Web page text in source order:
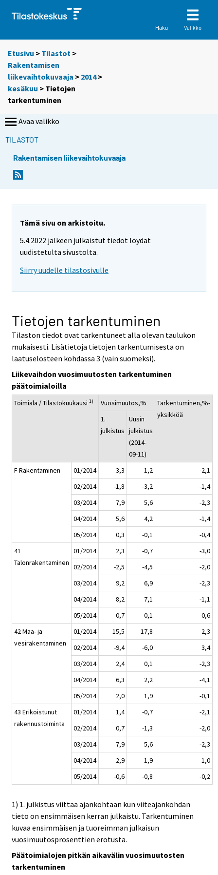
Haku Valikko
Etusivu > Tilastot >
Rakentamisen
liikevaihtokuvaaja > 2014>
kesäkuu > Tietojen
tarkentuminen
Avaa valikko
TILASTOT
Rakentamisen liikevaihtokuvaaja
Tämä sivu on arkistoitu.
5.4.2022 jälkeen julkaistut tiedot löydät
uudistetulta sivustolta.
Siirry uudelle tilastosivulle
Tietojen tarkentuminen
Tilaston tiedot ovat tarkentuneet alla olevan taulukon
mukaisesti. Lisätietoja tietojen tarkentumisesta on
laatuselosteen kohdassa 3 (vain suomeksi).
Liikevaihdon vuosimuutosten tarkentuminen
päätoimialoilla
Toimiala / Tilastokuukausi 1) Vuosimuutos,%
Tarkentuminen,%-
yksikköä
1.
julkistus
Uusin
julkistus
(2014-
09-11)
F Rakentaminen
01/2014 3,3 1,2
-2,1
02/2014
-1,8 -3,2
-1,4
03/2014
7,9 5,6
-2,3
04/2014
5,6 4,2
-1,4
05/2014
0,3 -0,1
-0,4
41
Talonrakentaminen
01/2014 2,3 -0,7
-3,0
02/2014
-2,5 -4,5
-2,0
03/2014
9,2 6,9
-2,3
04/2014
8,2 7,1
-1,1
05/2014
0,7 0,1
-0,6
42 Maa- ja
vesirakentaminen
01/2014 15,5 17,8
2,3
02/2014
-9,4 -6,0
3,4
03/2014
2,4 0,1
-2,3
04/2014
6,3 2,2
-4,1
05/2014
2,0 1,9
-0,1
43 Erikoistunut
rakennustoiminta
01/2014 1,4 -0,7
-2,1
02/2014
0,7 -1,3
-2,0
03/2014
7,9 5,6
-2,3
04/2014
2,9 1,9
-1,0
05/2014
-0,6 -0,8 -0,2
1) 1. julkistus viittaa ajankohtaan kun viiteajankohdan
tieto on ensimmäisen kerran julkaistu. Tarkentuminen
kuvaa ensimmäisen ja tuoreimman julkaisun
vuosimuutosprosenttien erotusta.
Päätoimialojen pitkän aikavälin vuosimuutosten
tarkentuminen